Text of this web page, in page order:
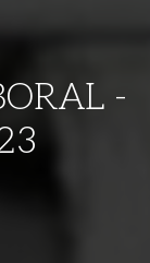
-